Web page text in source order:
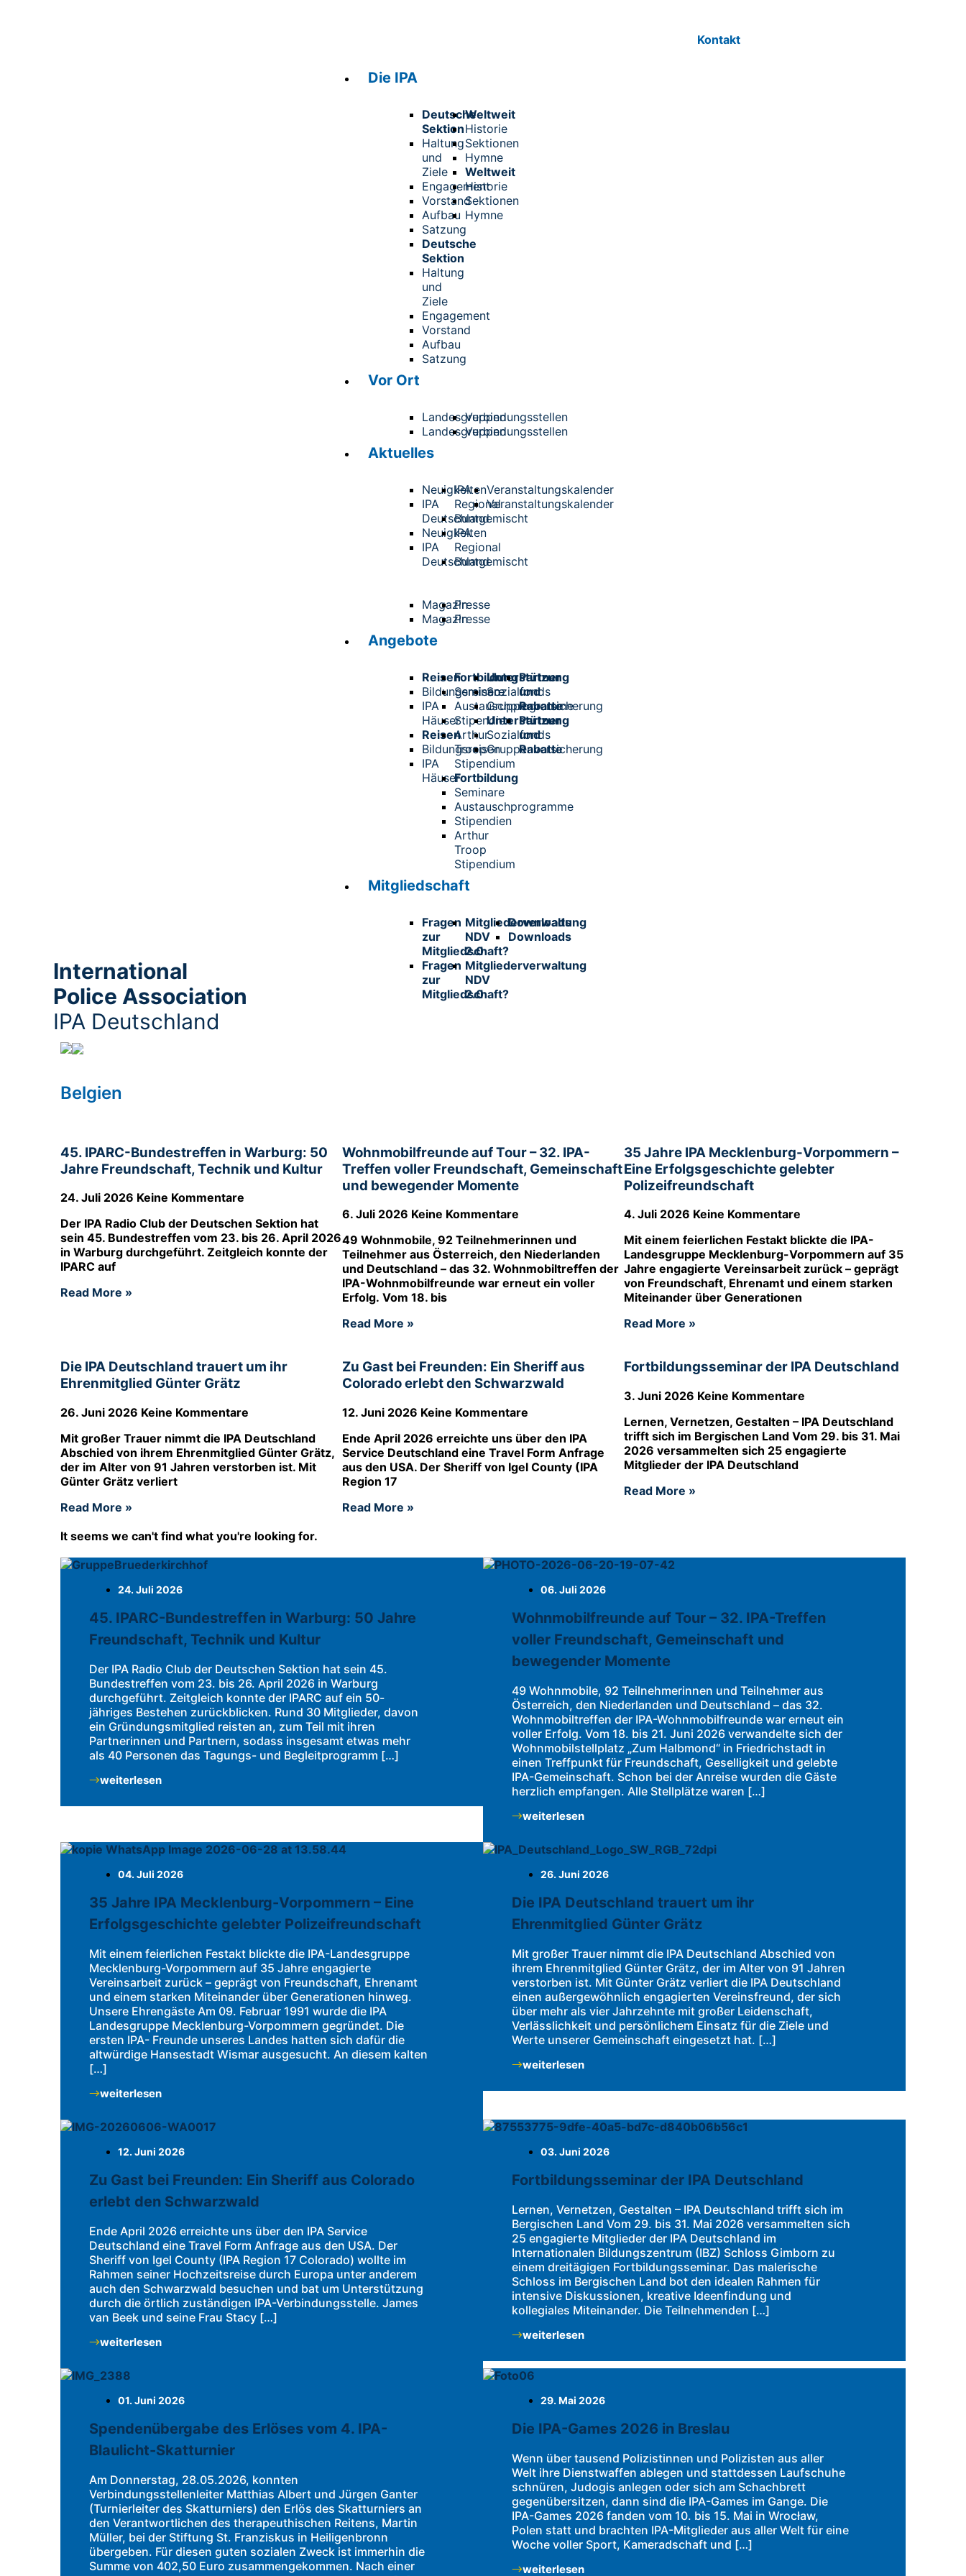
International
Police Association
IPA Deutschland
Kontakt
Die IPA
Deutsche
Sektion
Haltung
und
Ziele
Engagement
Vorstand
Aufbau
Satzung
Deutsche
Sektion
Haltung
und
Ziele
Engagement
Vorstand
Aufbau
Satzung
Weltweit
Historie
Sektionen
Hymne
Weltweit
Historie
Sektionen
Hymne
Vor Ort
Landesgruppen
Landesgruppen
Verbindungsstellen
Verbindungsstellen
Aktuelles
Neuigkeiten
IPA
Deutschland
Neuigkeiten
IPA
Deutschland
Magazin
Magazin
IPA
Regional
Buntgemischt
IPA
Regional
Buntgemischt
Presse
Presse
Veranstaltungskalender
Veranstaltungskalender
Angebote
Reisen
Bildungsreisen
IPA
Häuser
Reisen
Bildungsreisen
IPA
Häuser
Fortbildung
Seminare
Austauschprogramme
Stipendien
Arthur
Troop
Stipendium
Fortbildung
Seminare
Austauschprogramme
Stipendien
Arthur
Troop
Stipendium
Unterstützung
Sozialfonds
Gruppenversicherung
Unterstützung
Sozialfonds
Gruppenversicherung
Partner
und
Rabatte
Partner
und
Rabatte
Mitgliedschaft
Fragen
zur
Mitgliedschaft?
Fragen
zur
Mitgliedschaft?
Mitgliederverwaltung
NDV
2.0
Mitgliederverwaltung
NDV
2.0
Downloads
Downloads
Belgien
45. IPARC-Bundestreffen in Warburg: 50
Jahre Freundschaft, Technik und Kultur
24. Juli 2026 Keine Kommentare
Der IPA Radio Club der Deutschen Sektion hat
sein 45. Bundestreffen vom 23. bis 26. April 2026
in Warburg durchgeführt. Zeitgleich konnte der
IPARC auf
Read More »
Wohnmobilfreunde auf Tour – 32. IPA-
Treffen voller Freundschaft, Gemeinschaft
und bewegender Momente
6. Juli 2026 Keine Kommentare
49 Wohnmobile, 92 Teilnehmerinnen und
Teilnehmer aus Österreich, den Niederlanden
und Deutschland – das 32. Wohnmobiltreffen der
IPA-Wohnmobilfreunde war erneut ein voller
Erfolg. Vom 18. bis
Read More »
35 Jahre IPA Mecklenburg-Vorpommern –
Eine Erfolgsgeschichte gelebter
Polizeifreundschaft
4. Juli 2026 Keine Kommentare
Mit einem feierlichen Festakt blickte die IPA-
Landesgruppe Mecklenburg-Vorpommern auf 35
Jahre engagierte Vereinsarbeit zurück – geprägt
von Freundschaft, Ehrenamt und einem starken
Miteinander über Generationen
Read More »
Die IPA Deutschland trauert um ihr
Ehrenmitglied Günter Grätz
26. Juni 2026 Keine Kommentare
Mit großer Trauer nimmt die IPA Deutschland
Abschied von ihrem Ehrenmitglied Günter Grätz,
der im Alter von 91 Jahren verstorben ist. Mit
Günter Grätz verliert
Read More »
Zu Gast bei Freunden: Ein Sheriff aus
Colorado erlebt den Schwarzwald
12. Juni 2026 Keine Kommentare
Ende April 2026 erreichte uns über den IPA
Service Deutschland eine Travel Form Anfrage
aus den USA. Der Sheriff von Igel County (IPA
Region 17
Read More »
Fortbildungsseminar der IPA Deutschland
3. Juni 2026 Keine Kommentare
Lernen, Vernetzen, Gestalten – IPA Deutschland
trifft sich im Bergischen Land Vom 29. bis 31. Mai
2026 versammelten sich 25 engagierte
Mitglieder der IPA Deutschland
Read More »
It seems we can't find what you're looking for.
24. Juli 2026
45. IPARC-Bundestreffen in Warburg: 50 Jahre
Freundschaft, Technik und Kultur
Der IPA Radio Club der Deutschen Sektion hat sein 45.
Bundestreffen vom 23. bis 26. April 2026 in Warburg
durchgeführt. Zeitgleich konnte der IPARC auf ein 50-
jähriges Bestehen zurückblicken. Rund 30 Mitglieder, davon
ein Gründungsmitglied reisten an, zum Teil mit ihren
Partnerinnen und Partnern, sodass insgesamt etwas mehr
als 40 Personen das Tagungs- und Begleitprogramm […]
weiterlesen
06. Juli 2026
Wohnmobilfreunde auf Tour – 32. IPA-Treffen
voller Freundschaft, Gemeinschaft und
bewegender Momente
49 Wohnmobile, 92 Teilnehmerinnen und Teilnehmer aus
Österreich, den Niederlanden und Deutschland – das 32.
Wohnmobiltreffen der IPA-Wohnmobilfreunde war erneut ein
voller Erfolg. Vom 18. bis 21. Juni 2026 verwandelte sich der
Wohnmobilstellplatz „Zum Halbmond“ in Friedrichstadt in
einen Treffpunkt für Freundschaft, Geselligkeit und gelebte
IPA-Gemeinschaft. Schon bei der Anreise wurden die Gäste
herzlich empfangen. Alle Stellplätze waren […]
weiterlesen
04. Juli 2026
35 Jahre IPA Mecklenburg-Vorpommern – Eine
Erfolgsgeschichte gelebter Polizeifreundschaft
Mit einem feierlichen Festakt blickte die IPA-Landesgruppe
Mecklenburg-Vorpommern auf 35 Jahre engagierte
Vereinsarbeit zurück – geprägt von Freundschaft, Ehrenamt
und einem starken Miteinander über Generationen hinweg.
Unsere Ehrengäste Am 09. Februar 1991 wurde die IPA
Landesgruppe Mecklenburg-Vorpommern gegründet. Die
ersten IPA- Freunde unseres Landes hatten sich dafür die
altwürdige Hansestadt Wismar ausgesucht. An diesem kalten
[…]
weiterlesen
26. Juni 2026
Die IPA Deutschland trauert um ihr
Ehrenmitglied Günter Grätz
Mit großer Trauer nimmt die IPA Deutschland Abschied von
ihrem Ehrenmitglied Günter Grätz, der im Alter von 91 Jahren
verstorben ist. Mit Günter Grätz verliert die IPA Deutschland
einen außergewöhnlich engagierten Vereinsfreund, der sich
über mehr als vier Jahrzehnte mit großer Leidenschaft,
Verlässlichkeit und persönlichem Einsatz für die Ziele und
Werte unserer Gemeinschaft eingesetzt hat. […]
weiterlesen
12. Juni 2026
Zu Gast bei Freunden: Ein Sheriff aus Colorado
erlebt den Schwarzwald
Ende April 2026 erreichte uns über den IPA Service
Deutschland eine Travel Form Anfrage aus den USA. Der
Sheriff von Igel County (IPA Region 17 Colorado) wollte im
Rahmen seiner Hochzeitsreise durch Europa unter anderem
auch den Schwarzwald besuchen und bat um Unterstützung
durch die örtlich zuständigen IPA-Verbindungsstelle. James
van Beek und seine Frau Stacy […]
weiterlesen
03. Juni 2026
Fortbildungsseminar der IPA Deutschland
Lernen, Vernetzen, Gestalten – IPA Deutschland trifft sich im
Bergischen Land Vom 29. bis 31. Mai 2026 versammelten sich
25 engagierte Mitglieder der IPA Deutschland im
Internationalen Bildungszentrum (IBZ) Schloss Gimborn zu
einem dreitägigen Fortbildungsseminar. Das malerische
Schloss im Bergischen Land bot den idealen Rahmen für
intensive Diskussionen, kreative Ideenfindung und
kollegiales Miteinander. Die Teilnehmenden […]
weiterlesen
01. Juni 2026
Spendenübergabe des Erlöses vom 4. IPA-
Blaulicht-Skatturnier
Am Donnerstag, 28.05.2026, konnten
Verbindungsstellenleiter Matthias Albert und Jürgen Ganter
(Turnierleiter des Skatturniers) den Erlös des Skatturniers an
den Verantwortlichen des therapeuthischen Reitens, Martin
Müller, bei der Stiftung St. Franziskus in Heiligenbronn
übergeben. Für diesen guten sozialen Zweck ist immerhin die
Summe von 402,50 Euro zusammengekommen. Nach einer
29. Mai 2026
Die IPA-Games 2026 in Breslau
Wenn über tausend Polizistinnen und Polizisten aus aller
Welt ihre Dienstwaffen ablegen und stattdessen Laufschuhe
schnüren, Judogis anlegen oder sich am Schachbrett
gegenübersitzen, dann sind die IPA-Games im Gange. Die
IPA-Games 2026 fanden vom 10. bis 15. Mai in Wrocław,
Polen statt und brachten IPA-Mitglieder aus aller Welt für eine
Woche voller Sport, Kameradschaft und […]
weiterlesen